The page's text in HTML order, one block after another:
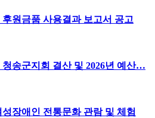
후원금품 사용결과 보고서 공고
청송군지회 결산 및 2026년 예산…
성장애인 전통문화 관람 및 체험